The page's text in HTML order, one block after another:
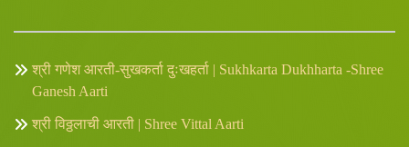
श्री गणेश आरती-सुखकर्ता दुःखहर्ता | Sukhkarta Dukhharta -Shree
Ganesh Aarti
श्री विठ्ठलाची आरती | Shree Vittal Aarti